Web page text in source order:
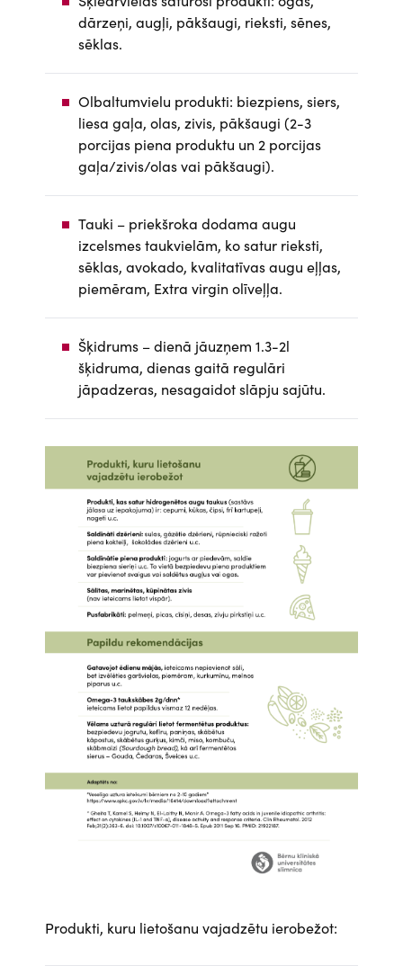
dārzeņi, augļi, pākšaugi, rieksti, sēnes,
sēklas.
Olbaltumvielu produkti: biezpiens, siers,
liesa gaļa, olas, zivis, pākšaugi (2-3
porcijas piena produktu un 2 porcijas
gaļa/zivis/olas vai pākšaugi).
Tauki – priekšroka dodama augu
izcelsmes taukvielām, ko satur rieksti,
sēklas, avokado, kvalitatīvas augu eļļas,
piemēram, Extra virgin olīveļļa.
Šķidrums – dienā jāuzņem 1.3-2l
šķidruma, dienas gaitā regulāri
jāpadzeras, nesagaidot slāpju sajūtu.
Attēls
Produkti, kuru lietošanu vajadzētu ierobežot: